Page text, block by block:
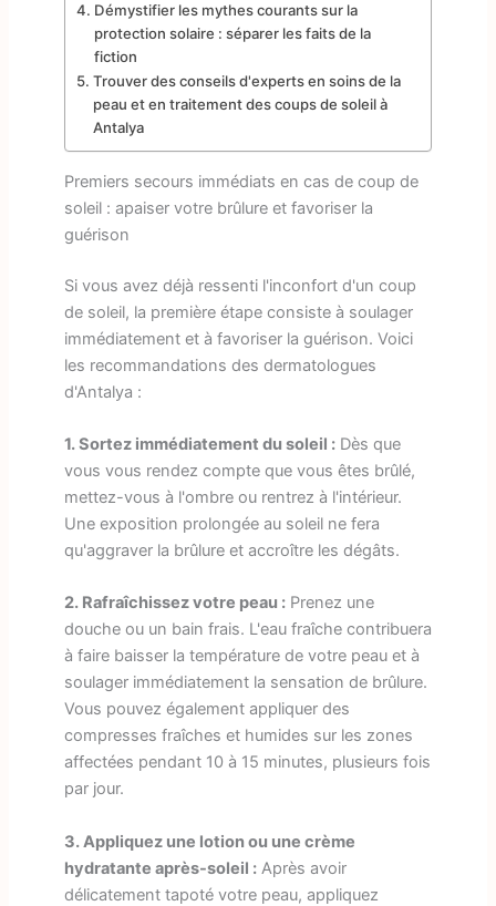
Démystifier les mythes courants sur la
protection solaire : séparer les faits de la
fiction
Trouver des conseils d'experts en soins de la
peau et en traitement des coups de soleil à
Antalya
Premiers secours immédiats en cas de coup de
soleil : apaiser votre brûlure et favoriser la
guérison
Si vous avez déjà ressenti l'inconfort d'un coup
de soleil, la première étape consiste à soulager
immédiatement et à favoriser la guérison. Voici
les recommandations des dermatologues
d'Antalya :
1. Sortez immédiatement du soleil :Dès que
vous vous rendez compte que vous êtes brûlé,
mettez-vous à l'ombre ou rentrez à l'intérieur.
Une exposition prolongée au soleil ne fera
qu'aggraver la brûlure et accroître les dégâts.
2. Rafraîchissez votre peau :Prenez une
douche ou un bain frais. L'eau fraîche contribuera
à faire baisser la température de votre peau et à
soulager immédiatement la sensation de brûlure.
Vous pouvez également appliquer des
compresses fraîches et humides sur les zones
affectées pendant 10 à 15 minutes, plusieurs fois
par jour.
3. Appliquez une lotion ou une crème
hydratante après-soleil :Après avoir
délicatement tapoté votre peau, appliquez